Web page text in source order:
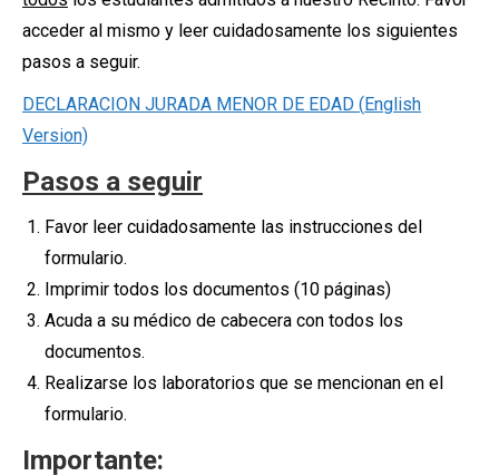
acceder al mismo y leer cuidadosamente los siguientes
pasos a seguir.
DECLARACION JURADA MENOR DE EDAD ( English
Version)
Pasos a seguir
Favor leer cuidadosamente las instrucciones del
formulario.
Imprimir todos los documentos (10 páginas)
Acuda a su médico de cabecera con todos los
documentos.
Realizarse los laboratorios que se mencionan en el
formulario.
Importante: